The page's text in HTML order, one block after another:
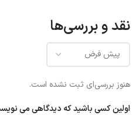
نقد و بررسی‌ها
هنوز بررسی‌ای ثبت نشده است.
اولین کسی باشید که دیدگاهی می